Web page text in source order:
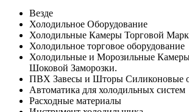
Везде
Холодильное Оборудование
Холодильные Камеры Торговой
Холодильное торговое оборудование
Холодильные и Морозильные
Шоковой Заморозки.
ПВХ Завесы и Шторы Силиконовые
Автоматика для холодильных систем
Расходные материалы